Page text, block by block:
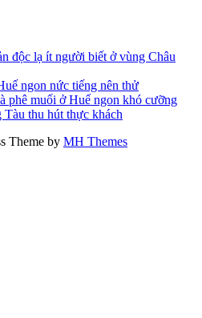
độc lạ ít người biết ở vùng Châu
ngon nức tiếng nên thử
phê muối ở Huế ngon khó cưỡng
Tàu thu hút thực khách
Theme by MH Themes